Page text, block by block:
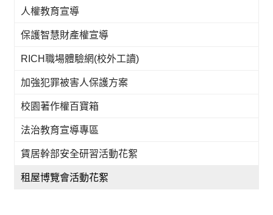
人權教育宣導
保護智慧財產權宣導
RICH職場體驗網(校外工讀)
加強犯罪被害人保護方案
校園著作權百寶箱
法治教育宣導專區
賃居幹部安全研習活動花絮
租屋博覽會活動花絮